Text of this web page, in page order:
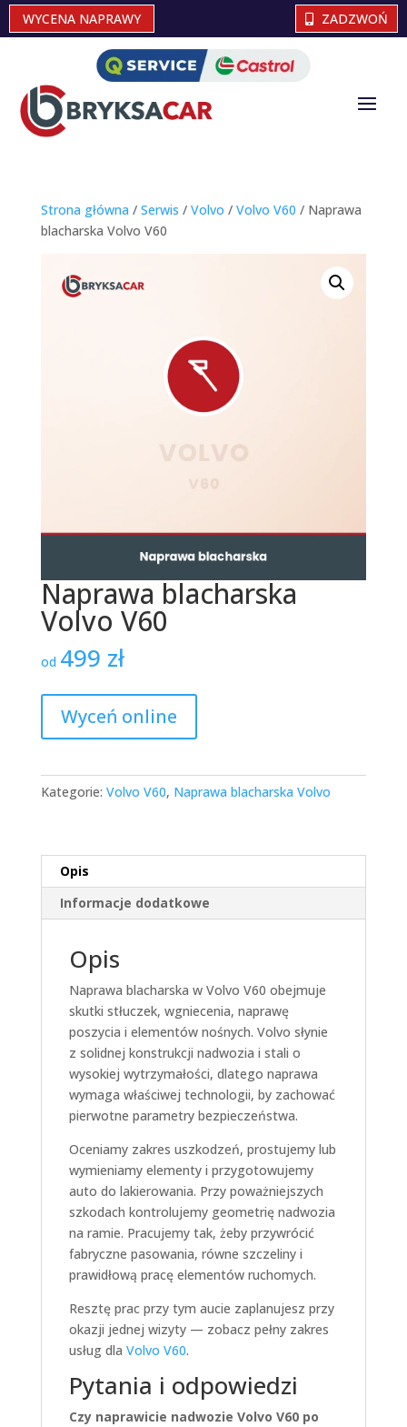
WYCENA NAPRAWY ZADZWOŃ
Strona główna / Serwis / Volvo / Volvo V60 / Naprawa
blacharska Volvo V60
Naprawa blacharska
Volvo V60
od 499 zł
Wyceń online
Kategorie: Volvo V60, Naprawa blacharska Volvo
Opis
Informacje dodatkowe
Opis
Naprawa blacharska w Volvo V60 obejmuje
skutki stłuczek, wgniecenia, naprawę
poszycia i elementów nośnych. Volvo słynie
z solidnej konstrukcji nadwozia i stali o
wysokiej wytrzymałości, dlatego naprawa
wymaga właściwej technologii, by zachować
pierwotne parametry bezpieczeństwa.
Oceniamy zakres uszkodzeń, prostujemy lub
wymieniamy elementy i przygotowujemy
auto do lakierowania. Przy poważniejszych
szkodach kontrolujemy geometrię nadwozia
na ramie. Pracujemy tak, żeby przywrócić
fabryczne pasowania, równe szczeliny i
prawidłową pracę elementów ruchomych.
Resztę prac przy tym aucie zaplanujesz przy
okazji jednej wizyty — zobacz pełny zakres
usług dla Volvo V60.
Pytania i odpowiedzi
Czy naprawicie nadwozie Volvo V60 po